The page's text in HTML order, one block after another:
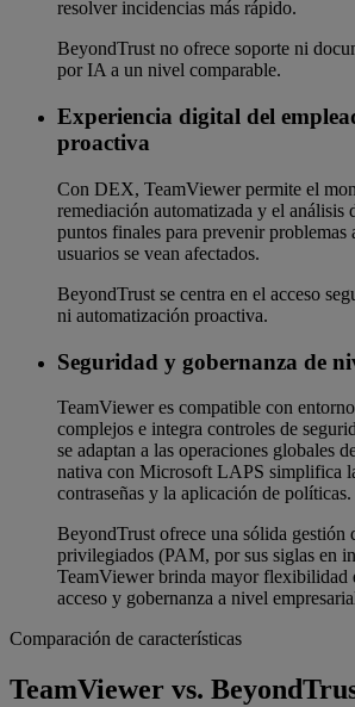
resolver incidencias más rápido.
BeyondTrust no ofrece soporte ni
por IA a un nivel comparable.
Experiencia digital del
proactiva
Con DEX, TeamViewer permite el
remediación automatizada y el análisis
puntos finales para prevenir problemas
usuarios se vean afectados.
BeyondTrust se centra en el acceso
ni automatización proactiva.
Seguridad y gobernanza de
TeamViewer es compatible con
complejos e integra controles de
se adaptan a las operaciones globales
nativa con Microsoft LAPS simplifica
contraseñas y la aplicación de políticas.
BeyondTrust ofrece una sólida gestión
privilegiados (PAM, por sus siglas en
TeamViewer brinda mayor flexibilidad
acceso y gobernanza a nivel
Comparación de características
TeamViewer vs.